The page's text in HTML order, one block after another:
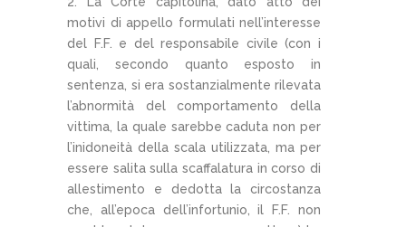
motivi di appello formulati nell’interesse
del F.F. e del responsabile civile (con i
quali, secondo quanto esposto in
sentenza, si era sostanzialmente rilevata
l’abnormità del comportamento della
vittima, la quale sarebbe caduta non per
l’inidoneità della scala utilizzata, ma per
essere salita sulla scaffalatura in corso di
allestimento e dedotta la circostanza
che, all’epoca dell’infortunio, il F.F. non